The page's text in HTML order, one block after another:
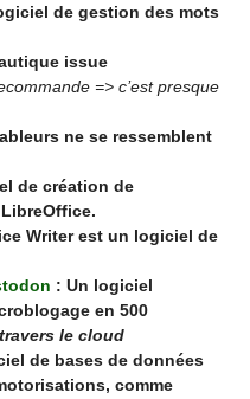
de gestion des mots
issue
=> c’est presque
ne se ressemblent
de création de
Writer est un logiciel de
: Un logiciel
en 500
le cloud
de bases de données
comme